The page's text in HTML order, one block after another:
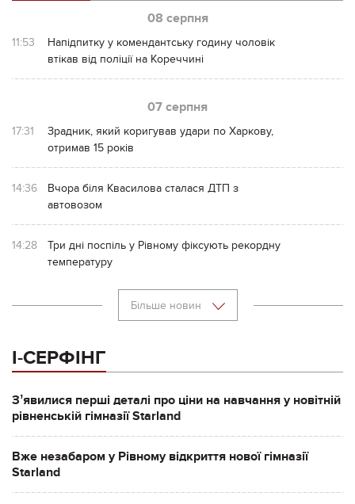
08 серпня
11:53
Напідпитку у комендантську годину чоловік
втікав від поліції на Кореччині
07 серпня
17:31
Зрадник, який коригував удари по Харкову,
отримав 15 років
14:36
Вчора біля Квасилова сталася ДТП з
автовозом
14:28
Три дні поспіль у Рівному фіксують рекордну
температуру
Більше новин
І-СЕРФІНГ
Зʼявилися перші деталі про ціни на навчання у новітній
рівненській гімназії Starland
Вже незабаром у Рівному відкриття нової гімназії
Starland